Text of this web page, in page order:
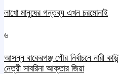
লাখো মানুষের গন্তব্য এখন চরমোনাই
৬
আসন্ন বাকেরগঞ্জ পৌর নির্বাচনে নারী
নেত্রী সাবরিনা আক্তার জিয়া